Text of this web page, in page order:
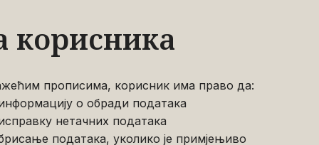
корисника
прописима, корисник има право да:
о обради података
нетачних података
података, уколико је примјењиво